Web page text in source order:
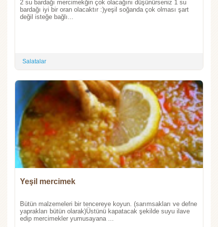
2 su bardağı mercimekğin çok olacağını düşünürseniz 1 su
bardağı iyi bir oran olacaktır :)yeşil soğanda çok olması şart
değil isteğe bağlı...
Salatalar
Yeşil mercimek
Bütün malzemeleri bir tencereye koyun. (sarımsakları ve defne
yaprakları bütün olarak)Üstünü kapatacak şekilde suyu ilave
edip mercimekler yumusayana ...